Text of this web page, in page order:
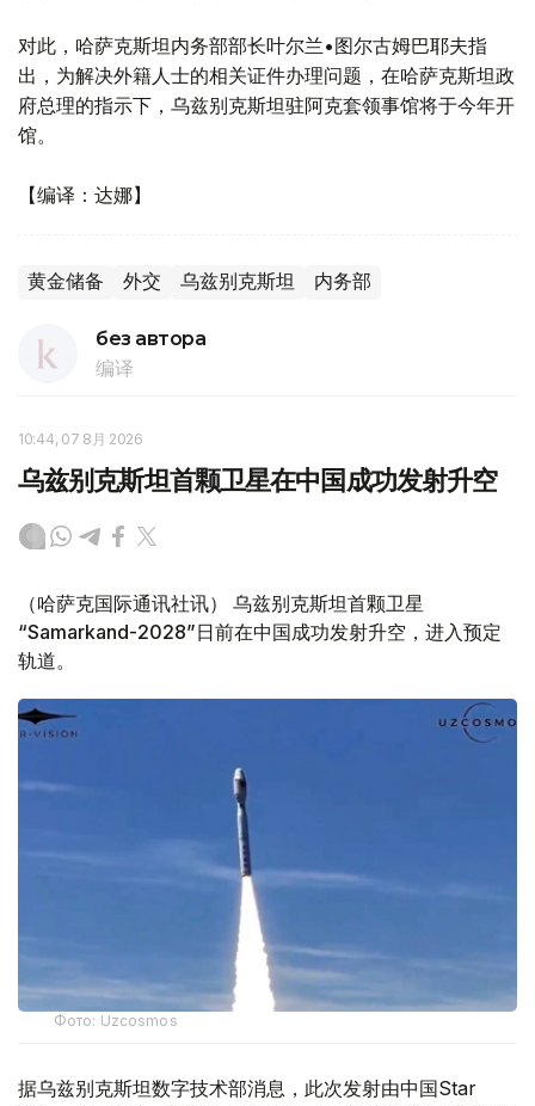
对此，哈萨克斯坦内务部部长叶尔兰•图尔古姆巴耶夫指
出，为解决外籍人士的相关证件办理问题，在哈萨克斯坦政
府总理的指示下，乌兹别克斯坦驻阿克套领事馆将于今年开
馆。
【编译：达娜】
黄金储备 外交 乌兹别克斯坦 内务部
без автора
编译
10:44, 07 8月 2026
乌兹别克斯坦首颗卫星在中国成功发射升空
（哈萨克国际通讯社讯） 乌兹别克斯坦首颗卫星
“Samarkand-2028”日前在中国成功发射升空，进入预定
轨道。
Фото: Uzcosmos
据乌兹别克斯坦数字技术部消息，此次发射由中国Star